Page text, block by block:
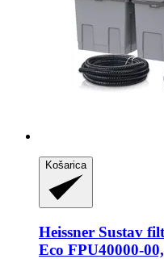
Košarica
Heissner Sustav
Eco FPU40000-​